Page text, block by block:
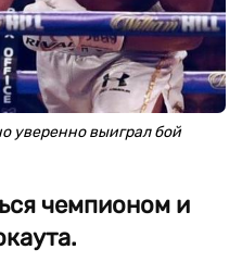
уверенно выиграл бой
чемпионом и